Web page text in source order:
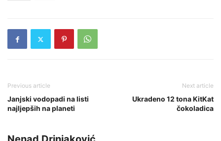
Previous article
Janjski vodopadi na listi
najljepših na planeti
Next article
Ukradeno 12 tona KitKat
čokoladica